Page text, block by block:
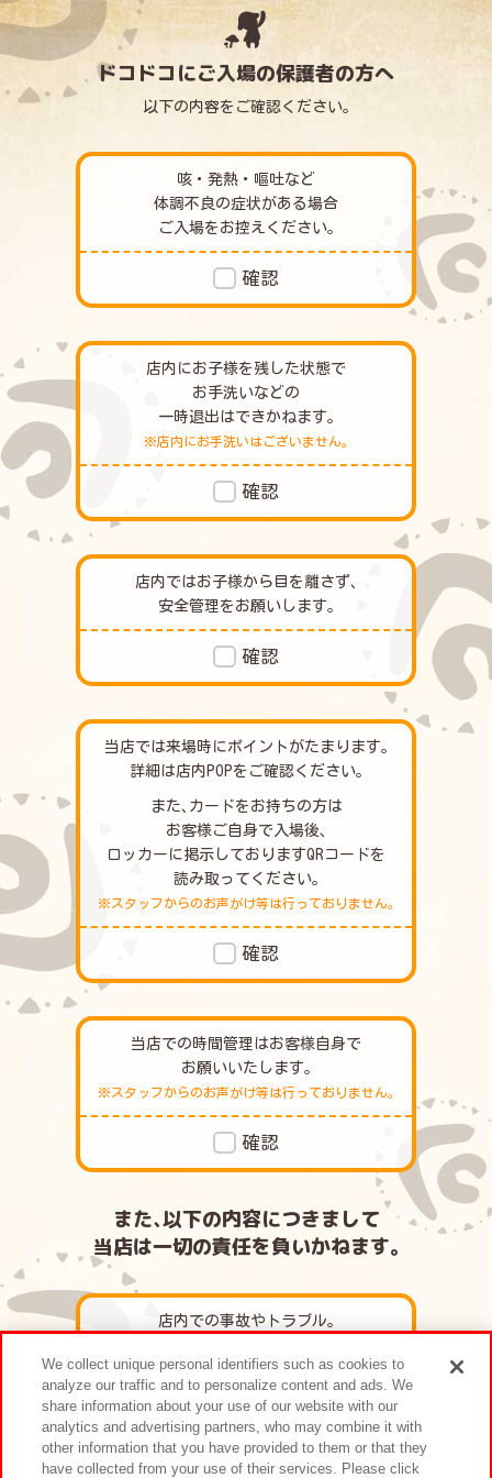
ドコドコにご入場の保護者の方へ
以下の内容をご確認ください｡
咳・発熱・嘔吐など
体調不良の症状がある場合
ご入場をお控えください｡
確認
店内にお子様を残した状態で
お手洗いなどの
一時退出はできかねます｡
※店内にお手洗いはございません｡
確認
店内ではお子様から目を離さず､
安全管理をお願いします｡
確認
当店では来場時にポイントがたまります｡
詳細は店内POPをご確認ください｡
また､カードをお持ちの方は
お客様ご自身で入場後､
ロッカーに掲示しておりますQRコードを
読み取ってください｡
※スタッフからのお声がけ等は行っておりません｡
確認
当店での時間管理はお客様自身で
お願いいたします｡
※スタッフからのお声がけ等は行っておりません｡
確認
また､以下の内容につきまして
当店は一切の責任を負いかねます｡
店内での事故やトラブル｡
確認
お客様のお荷物等の紛失・盗難｡
We collect unique personal identifiers such as cookies to
analyze our traffic and to personalize content and ads. We
share information about your use of our website with our
analytics and advertising partners, who may combine it with
other information that you have provided to them or that they
have collected from your use of their services. Please click